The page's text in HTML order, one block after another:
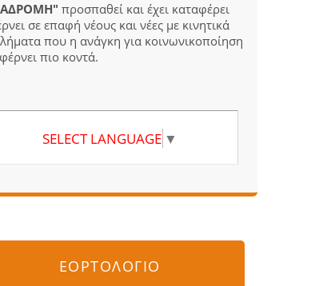
προσπαθεί και έχει καταφέρει
σε επαφή νέους και νέες με κινητικά
που η ανάγκη για κοινωνικοποίηση
πιο κοντά.
SELECT LANGUAGE ▼
ΕΟΡΤΟΛΟΓΙΟ